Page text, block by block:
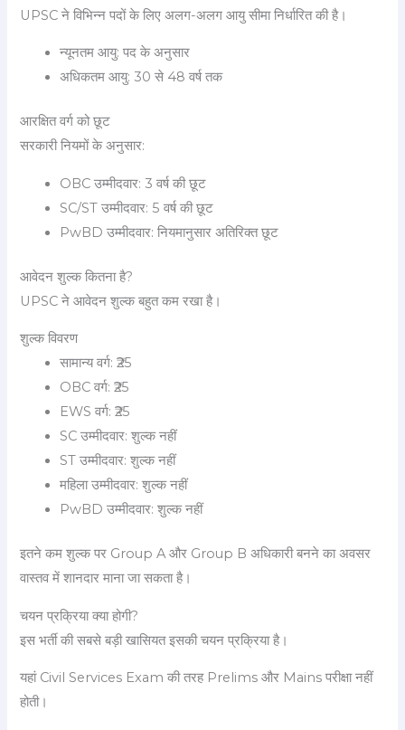
UPSC ने विभिन्न पदों के लिए अलग-अलग आयु सीमा निर्धारित की है।
न्यूनतम आयु: पद के अनुसार
अधिकतम आयु: 30 से 48 वर्ष तक
आरक्षित वर्ग को छूट
सरकारी नियमों के अनुसार:
OBC उम्मीदवार: 3 वर्ष की छूट
SC/ST उम्मीदवार: 5 वर्ष की छूट
PwBD उम्मीदवार: नियमानुसार अतिरिक्त छूट
आवेदन शुल्क कितना है?
UPSC ने आवेदन शुल्क बहुत कम रखा है।
शुल्क विवरण
सामान्य वर्ग: ₹25
OBC वर्ग: ₹25
EWS वर्ग: ₹25
SC उम्मीदवार: शुल्क नहीं
ST उम्मीदवार: शुल्क नहीं
महिला उम्मीदवार: शुल्क नहीं
PwBD उम्मीदवार: शुल्क नहीं
इतने कम शुल्क पर Group A और Group B अधिकारी बनने का अवसर
वास्तव में शानदार माना जा सकता है।
चयन प्रक्रिया क्या होगी?
इस भर्ती की सबसे बड़ी खासियत इसकी चयन प्रक्रिया है।
यहां Civil Services Exam की तरह Prelims और Mains परीक्षा नहीं
होती।